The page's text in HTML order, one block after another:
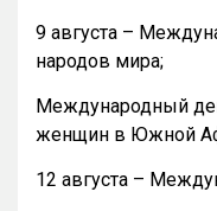
9 августа –
народов мира;
Международный
женщин в Южной
12 августа –